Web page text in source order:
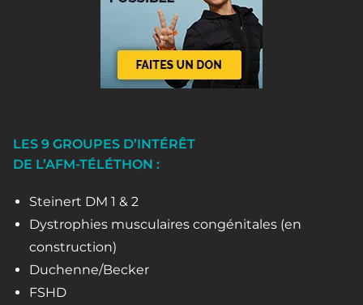
LES 9 GROUPES D’INTÉRÊT
DE L’AFM-TÉLÉTHON :
Steinert DM 1 & 2
Dystrophies musculaires congénitales (en
construction)
Duchenne/Becker
FSHD